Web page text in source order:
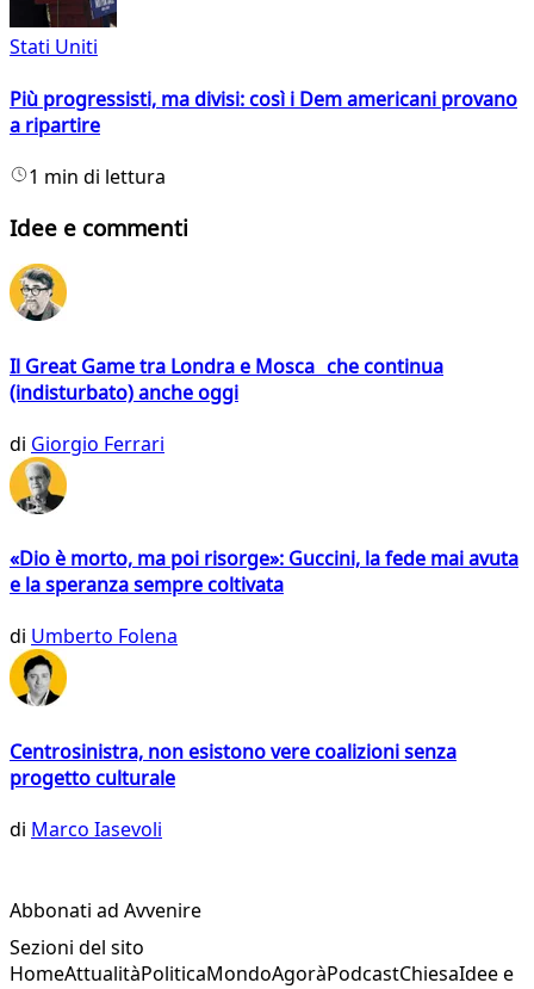
Stati Uniti
Più progressisti, ma divisi: così i Dem americani provano
a ripartire
1 min di lettura
Idee e commenti
Il Great Game tra Londra e Mosca che continua
(indisturbato) anche oggi
di Giorgio Ferrari
«Dio è morto, ma poi risorge»: Guccini, la fede mai avuta
e la speranza sempre coltivata
di Umberto Folena
Centrosinistra, non esistono vere coalizioni senza
progetto culturale
di Marco Iasevoli
Abbonati ad Avvenire
Sezioni del sito
HomeAttualitàPoliticaMondoAgoràPodcastChiesaIdee e